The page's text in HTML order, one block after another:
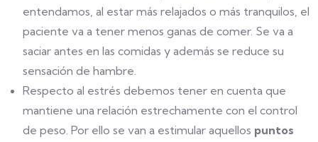
entendamos, al estar más relajados o más tranquilos, el
paciente va a tener menos ganas de comer. Se va a
saciar antes en las comidas y además se reduce su
sensación de hambre.
Respecto al estrés debemos tener en cuenta que
mantiene una relación estrechamente con el control
de peso. Por ello se van a estimular aquellos puntos